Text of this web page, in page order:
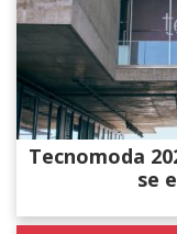
Tecnomoda
se